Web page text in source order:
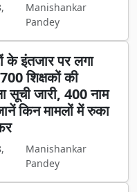
Manishankar
Pandey
के इंतजार पर लगा
शिक्षकों की
सूची जारी, 400 नाम
किन मामलों में रुका
Manishankar
Pandey